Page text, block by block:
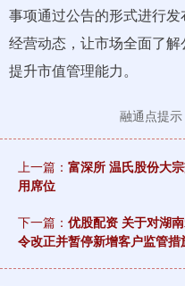
事项通过公告的形式进行
经营动态，让市场全面了
提升市值管理能力。
融通点提示
上一篇： 富深所 温氏股份大
用席位
下一篇： 优股配资 关于对湖
令改正并暂停新增客户监管措